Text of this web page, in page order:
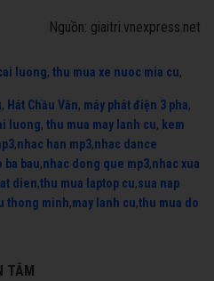
Nguồn: giaitri.vnexpress.net
luong, thu mua xe nuoc mia cu,
, Hát Chầu Văn, máy phát điện 3 pha,
luong, thu mua may lanh cu, kem
,nhac han mp3,nhac dance
ba bau,nhac dong que mp3,nhac xua
dien,thu mua laptop cu,sua nap
thong minh,may lanh cu,thu mua do
TÂM